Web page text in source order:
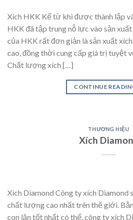
Xích HKK Kể từ khi được thành lập
HKK đã tập trung nỗ lực vào sản
của HKK rất đơn giản là sản xuất
cao, đồng thời cung cấp giá trị tuyệt
Chất lượng xích […]
CONTINUE
THƯƠNG HIỆU
Xích
Xích Diamond Công ty xích Diamond
chất lượng cao nhất trên thế giới.
con lăn tốt nhất có thể, công ty xích